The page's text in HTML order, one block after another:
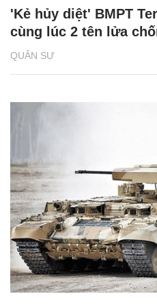
QUÂN SỰ
'Kẻ hủy diệt' BMPT
cùng lúc 2 tên lửa